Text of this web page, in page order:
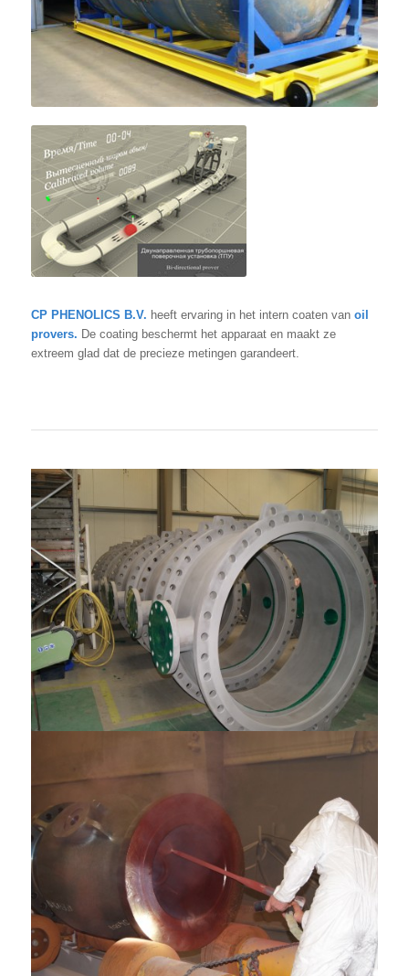
CP PHENOLICS B.V. heeft ervaring in het intern coaten van oil
provers. De coating beschermt het apparaat en maakt ze
extreem glad dat de precieze metingen garandeert.